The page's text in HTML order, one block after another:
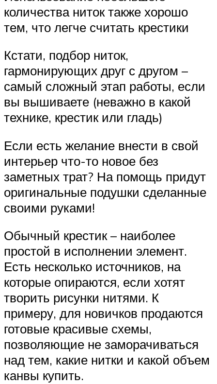
количества ниток также хорошо
тем, что легче считать крестики
Кстати, подбор ниток,
гармонирующих друг с другом –
самый сложный этап работы, если
вы вышиваете (неважно в какой
технике, крестик или гладь)
Если есть желание внести в свой
интерьер что-то новое без
заметных трат? На помощь придут
оригинальные подушки сделанные
своими руками!
Обычный крестик – наиболее
простой в исполнении элемент.
Есть несколько источников, на
которые опираются, если хотят
творить рисунки нитями. К
примеру, для новичков продаются
готовые красивые схемы,
позволяющие не заморачиваться
над тем, какие нитки и какой объем
канвы купить.